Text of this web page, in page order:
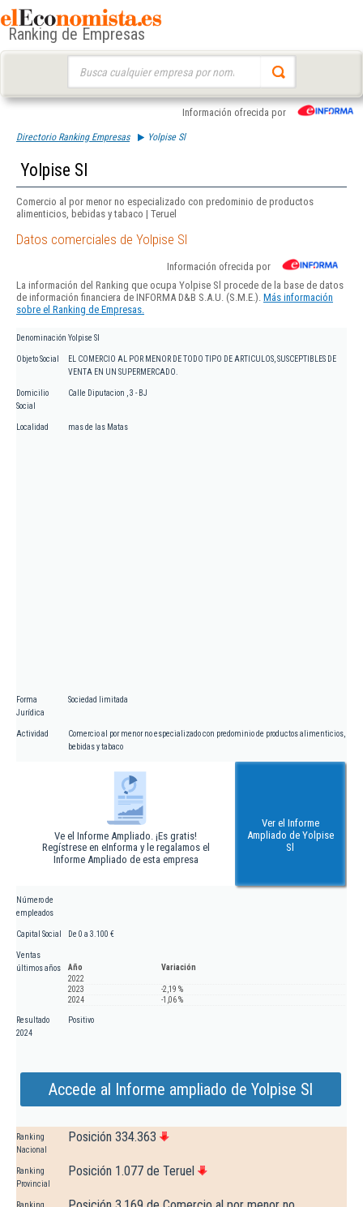
Ranking de Empresas
Información ofrecida por
Directorio Ranking Empresas Yolpise Sl
Yolpise Sl
Comercio al por menor no especializado con predominio de productos
alimenticios, bebidas y tabaco | Teruel
Datos comerciales de Yolpise Sl
Información ofrecida por
La información del Ranking que ocupa Yolpise Sl procede de la base de datos
de información financiera de INFORMA D&B S.A.U. (S.M.E.). Más información
sobre el Ranking de Empresas.
Denominación Yolpise Sl
Objeto Social
EL COMERCIO AL POR MENOR DE TODO TIPO DE ARTICULOS, SUSCEPTIBLES DE
VENTA EN UN SUPERMERCADO.
Domicilio
Social
Calle Diputacion , 3 - BJ
Localidad mas de las Matas
Forma
Jurídica
Sociedad limitada
Actividad
Comercio al por menor no especializado con predominio de productos alimenticios,
bebidas y tabaco
Ve el Informe Ampliado. ¡Es gratis!
Regístrese en eInforma y le regalamos el
Informe Ampliado de esta empresa
Ver el Informe
Ampliado de Yolpise
Sl
Número de
empleados
Capital Social De 0 a 3.100 €
Ventas
últimos años
Año
Variación
2022
2023
-2,19 %
2024
-1,06 %
Resultado
2024
Positivo
Accede al Informe ampliado de Yolpise Sl
Ranking
Nacional
Posición 334.363
Ranking
Provincial
Posición 1.077 de Teruel